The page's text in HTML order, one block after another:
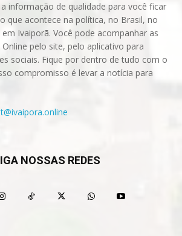
informação de qualidade para você ficar
que acontece na política, no Brasil, no
Ivaiporã. Você pode acompanhar as
pelo site, pelo aplicativo para
sociais. Fique por dentro de tudo com o
compromisso é levar a notícia para
NOSSAS REDES